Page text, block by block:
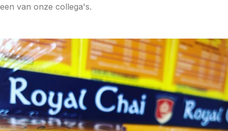
een van onze collega's.